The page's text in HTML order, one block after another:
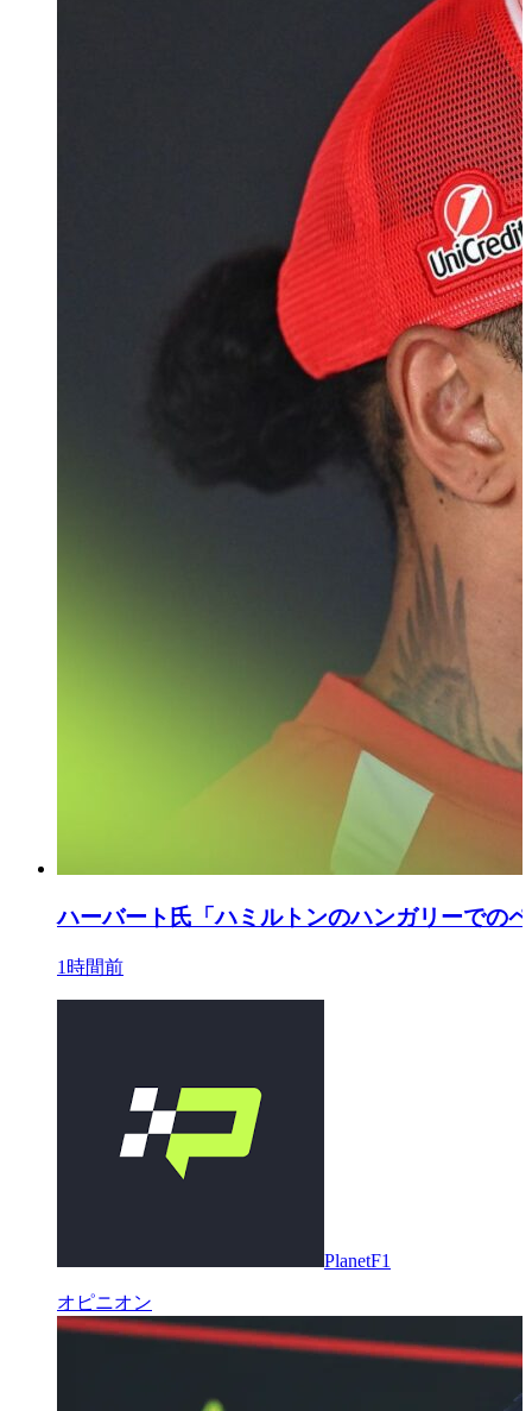
ハーバート氏「ハミルトンのハンガリーでの
1時間前
PlanetF1
オピニオン